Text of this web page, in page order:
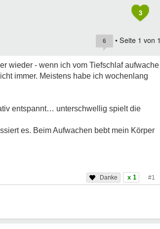
3
6 • Seite 1 von 1
wieder - wenn ich vom Tiefschlaf aufwache
immer. Meistens habe ich wochenlang
entspannt… unterschwellig spielt die
es. Beim Aufwachen bebt mein Körper
x 1 #1